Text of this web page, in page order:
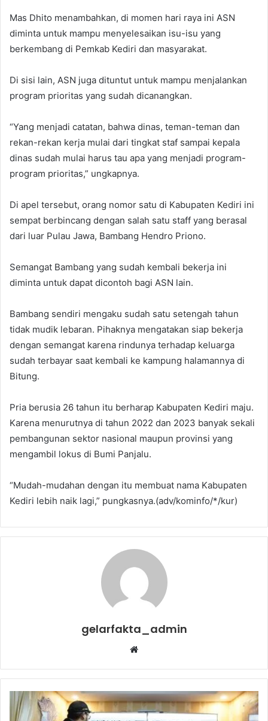
Mas Dhito menambahkan, di momen hari raya ini ASN
diminta untuk mampu menyelesaikan isu-isu yang
berkembang di Pemkab Kediri dan masyarakat.
Di sisi lain, ASN juga dituntut untuk mampu menjalankan
program prioritas yang sudah dicanangkan.
“Yang menjadi catatan, bahwa dinas, teman-teman dan
rekan-rekan kerja mulai dari tingkat staf sampai kepala
dinas sudah mulai harus tau apa yang menjadi program-
program prioritas,” ungkapnya.
Di apel tersebut, orang nomor satu di Kabupaten Kediri ini
sempat berbincang dengan salah satu staff yang berasal
dari luar Pulau Jawa, Bambang Hendro Priono.
Semangat Bambang yang sudah kembali bekerja ini
diminta untuk dapat dicontoh bagi ASN lain.
Bambang sendiri mengaku sudah satu setengah tahun
tidak mudik lebaran. Pihaknya mengatakan siap bekerja
dengan semangat karena rindunya terhadap keluarga
sudah terbayar saat kembali ke kampung halamannya di
Bitung.
Pria berusia 26 tahun itu berharap Kabupaten Kediri maju.
Karena menurutnya di tahun 2022 dan 2023 banyak sekali
pembangunan sektor nasional maupun provinsi yang
mengambil lokus di Bumi Panjalu.
“Mudah-mudahan dengan itu membuat nama Kabupaten
Kediri lebih naik lagi,” pungkasnya.(adv/kominfo/*/kur)
gelarfakta_admin
Website